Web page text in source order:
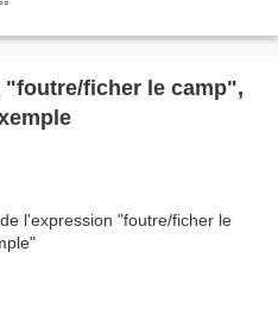
ficher le camp",